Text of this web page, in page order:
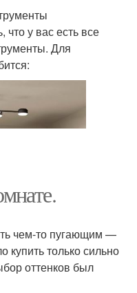
у вас есть все
Для
чем-то пугающим —
только сильно
оттенков был